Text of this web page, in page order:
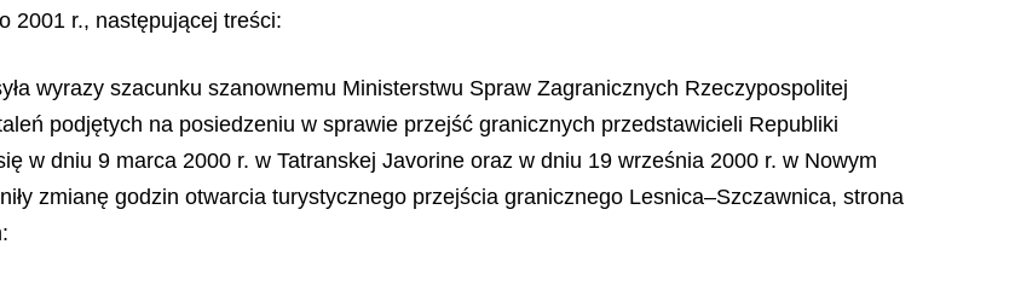
2001 r., następującej treści:
wyrazy szacunku szanownemu Ministerstwu Spraw Zagranicznych Rzeczypospolitej
podjętych na posiedzeniu w sprawie przejść granicznych przedstawicieli Republiki
w dniu 9 marca 2000 r. w Tatranskej Javorine oraz w dniu 19 września 2000 r. w Nowym
zmianę godzin otwarcia turystycznego przejścia granicznego Lesnica–Szczawnica, strona